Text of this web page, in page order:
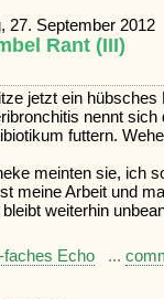
27. September 2012
Rant (III)
jetzt ein
nennt
futtern.
meinten sie, ich
meine Arbeit und
weiterhin
faches Echo ...